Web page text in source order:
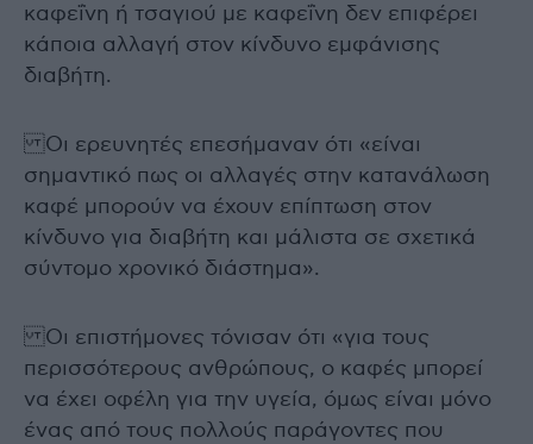
καφεΐνη ή τσαγιού με καφεΐνη δεν επιφέρει
κάποια αλλαγή στον κίνδυνο εμφάνισης
διαβήτη.
Οι ερευνητές επεσήμαναν ότι «είναι
σημαντικό πως οι αλλαγές στην κατανάλωση
καφέ μπορούν να έχουν επίπτωση στον
κίνδυνο για διαβήτη και μάλιστα σε σχετικά
σύντομο χρονικό διάστημα».
Οι επιστήμονες τόνισαν ότι «για τους
περισσότερους ανθρώπους, ο καφές μπορεί
να έχει οφέλη για την υγεία, όμως είναι μόνο
ένας από τους πολλούς παράγοντες που